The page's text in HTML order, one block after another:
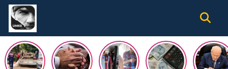
Gündem
Ekonomi
Nöbetçi Eczaneler
Hava Durumu